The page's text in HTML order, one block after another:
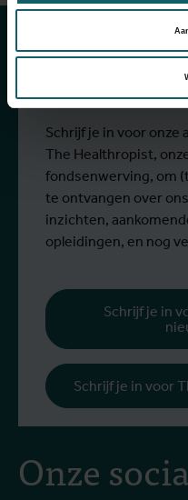
Onze
van onze
Schrijf je in voor onze
The Healthropist,
fondsenwerving, om
te ontvangen over
inzichten,
opleidingen, en nog
Schrijf je in
Schrijf je in voor